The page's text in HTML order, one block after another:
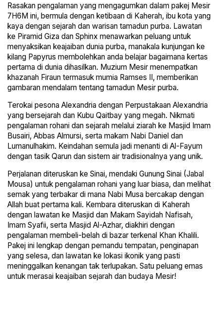
Rasakan pengalaman yang mengagumkan dalam pakej Mesir
7H6M ini, bermula dengan ketibaan di Kaherah, ibu kota yang
kaya dengan sejarah dan warisan tamadun purba. Lawatan
ke Piramid Giza dan Sphinx menawarkan peluang untuk
menyaksikan keajaiban dunia purba, manakala kunjungan ke
kilang Papyrus membolehkan anda belajar bagaimana kertas
pertama di dunia dihasilkan. Muzium Mesir menempatkan
khazanah Firaun termasuk mumia Ramses II, memberikan
gambaran mendalam tentang tamadun Mesir purba.
Terokai pesona Alexandria dengan Perpustakaan Alexandria
yang bersejarah dan Kubu Qaitbay yang megah. Nikmati
pengalaman rohani dan sejarah melalui ziarah ke Masjid Imam
Busairi, Abbas Almursi, serta makam Nabi Daniel dan
Lumanulhakim. Keindahan semula jadi menanti di Al-Fayum
dengan tasik Qarun dan sistem air tradisionalnya yang unik.
Perjalanan diteruskan ke Sinai, mendaki Gunung Sinai (Jabal
Mousa) untuk pengalaman rohani yang luar biasa, dan melihat
semak yang terbakar di mana Nabi Musa bercakap dengan
Allah buat pertama kali. Kembara diteruskan di Kaherah
dengan lawatan ke Masjid dan Makam Sayidah Nafisah,
Imam Syafii, serta Masjid Al-Azhar, diakhiri dengan
pengalaman membeli-belah di bazar terkenal Khan Khalili.
Pakej ini lengkap dengan pemandu tempatan, penginapan
yang selesa, dan lawatan ke lokasi ikonik yang pasti
meninggalkan kenangan tak terlupakan. Satu peluang emas
untuk merasai keajaiban sejarah dan budaya Mesir!